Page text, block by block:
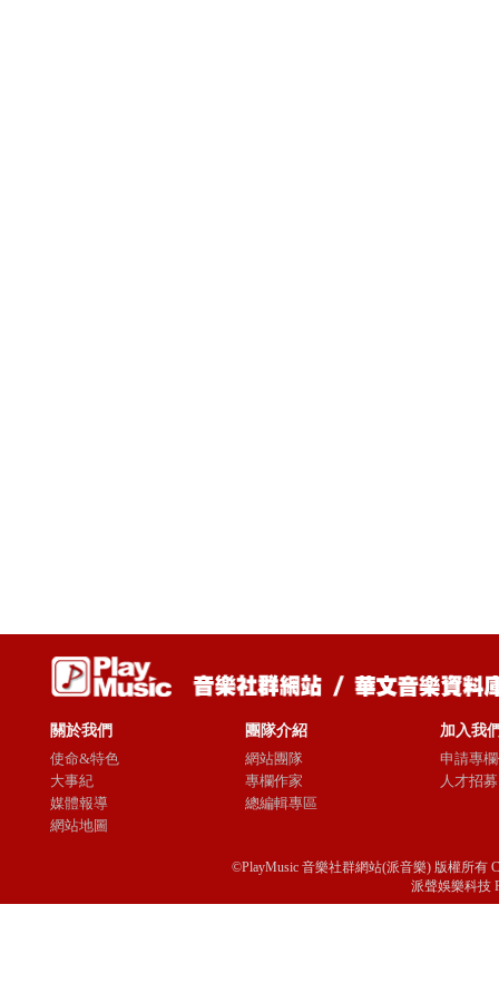
關於我們
使命&特色
大事紀
媒體報導
網站地圖
團隊介紹
網站團隊
專欄作家
總編輯專區
加入我
申請專
人才招募
©PlayMusic 音樂社群網站(派音樂) 版權所有
派聲娛樂科技